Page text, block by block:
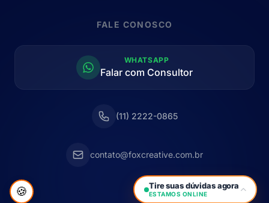
FALE CONOSCO
WHATSAPP
Falar com Consultor
(11) 2222-0865
contato@foxcreative.com.br
Tire suas dúvidas agora
ESTAMOS ONLINE
🍪